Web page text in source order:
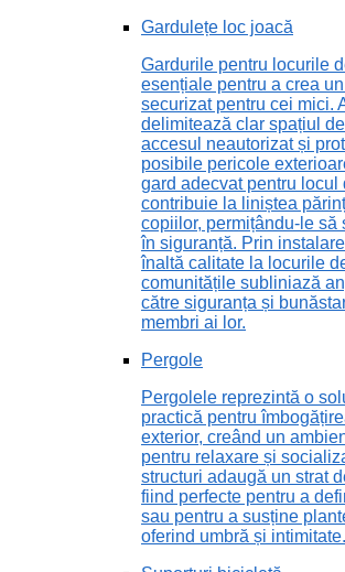
Gardulețe loc joacă
Gardurile pentru locurile
esențiale pentru a crea
securizat pentru cei mici.
delimitează clar spațiul
accesul neautorizat și
posibile pericole
gard adecvat pentru locul
contribuie la liniștea
copiilor, permițându-le să
în siguranță. Prin
înaltă calitate la locurile
comunitățile subliniază
către siguranța și
membri ai lor.
Pergole
Pergolele reprezintă o
practică pentru
exterior, creând un
pentru relaxare și
structuri adaugă un strat
fiind perfecte pentru a
sau pentru a susține
oferind umbră și intimitate.